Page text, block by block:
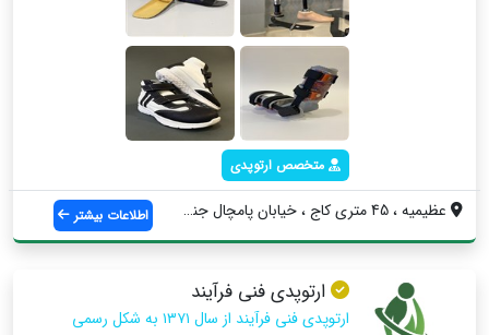
متخصص ارتوپدی
عظیمیه ، 45 متری کاج ، خیابان پامچال جنو... اطلاعات بیشتر
ارتوپدی فنی فرآیند
ارتوپدی فنی فرآیند از سال ۱۳۷۱ به‌ شکل رسمی